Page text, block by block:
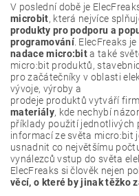
V poslední době je
microbit, která nejvíce
produkty pro podporu a
programování. ElecFreaks je
nadace micro:bita také
micro:bit produktů,
pro začátečníky v oblasti
vývoje, výroby a
prodeje produktů vytváří
materiály, kde nechybí
příklady použití jednotlivých
informací ze světa micro:bit
usnadnit co největšímu
vynálezců vstup do světa
ElecFreaks si člověk nejen
věcí, o které by jinak těžko